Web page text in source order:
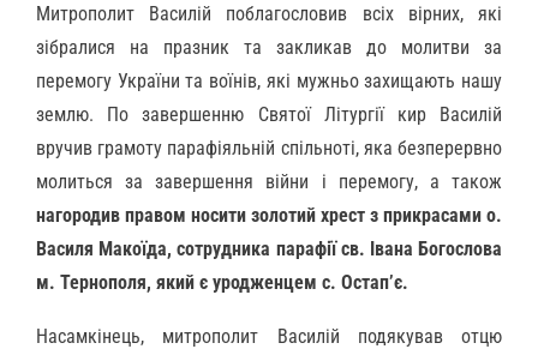
Митрополит Василій поблагословив всіх вірних, які
зібралися на празник та закликав до молитви за
перемогу України та воїнів, які мужньо захищають нашу
землю. По завершенню Святої Літургії кир Василій
вручив грамоту парафіяльній спільноті, яка безперервно
молиться за завершення війни і перемогу, а також
нагородив правом носити золотий хрест з прикрасами о.
Василя Макоїда, сотрудника парафії св. Івана Богослова
м. Тернополя, який є уродженцем с. Остапʼє.
Насамкінець, митрополит Василій подякував отцю